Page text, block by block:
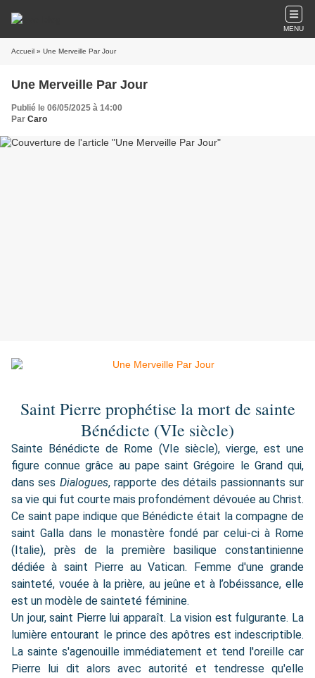
MENU
Accueil » Une Merveille Par Jour
Une Merveille Par Jour
Publié le 06/05/2025 à 14:00
Par Caro
Saint Pierre prophétise la mort de sainte
Bénédicte (VIe siècle)
Sainte Bénédicte de Rome (VIe siècle), vierge, est une
figure connue grâce au pape saint Grégoire le Grand qui,
dans ses Dialogues, rapporte des détails passionnants sur
sa vie qui fut courte mais profondément dévouée au Christ.
Ce saint pape indique que Bénédicte était la compagne de
saint Galla dans le monastère fondé par celui-ci à Rome
(Italie), près de la première basilique constantinienne
dédiée à saint Pierre au Vatican. Femme d'une grande
sainteté, vouée à la prière, au jeûne et à l’obéissance, elle
est un modèle de sainteté féminine.
Un jour, saint Pierre lui apparaît. La vision est fulgurante. La
lumière entourant le prince des apôtres est indescriptible.
La sainte s'agenouille immédiatement et tend l'oreille car
Pierre lui dit alors avec autorité et tendresse qu'elle